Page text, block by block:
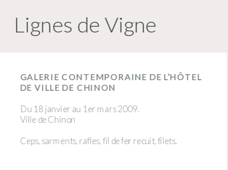
Lignes de Vigne
GALERIE CONTEMPORAINE DE L’HÔTEL
DE VILLE DE CHINON
Du 18 janvier au 1er mars 2009.
Ville de Chinon
Ceps, sarments, rafles, fil de fer recuit, filets.